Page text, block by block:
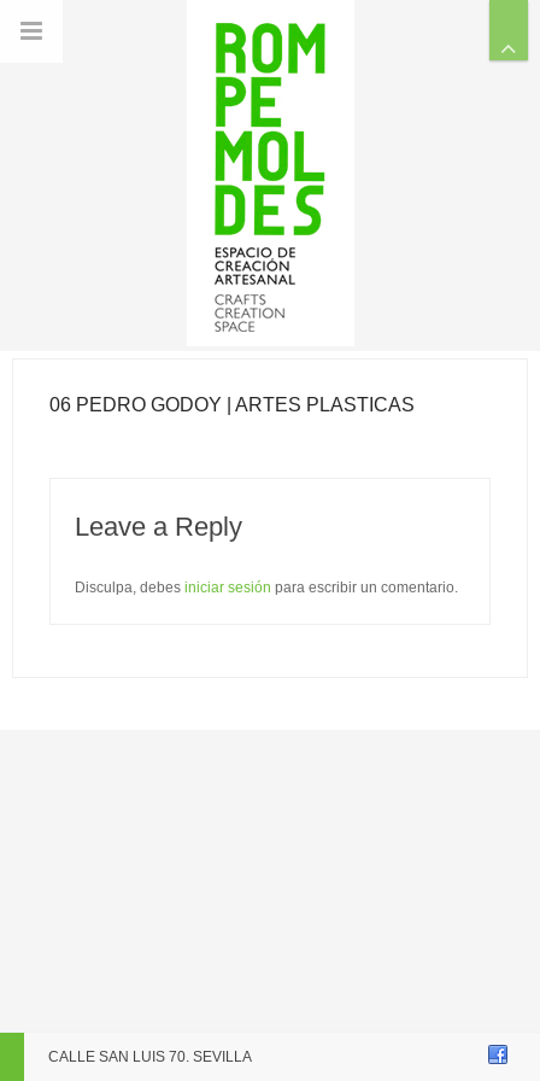
06 PEDRO GODOY | ARTES PLÁSTICAS
Leave a Reply
Disculpa, debes iniciar sesión para escribir un comentario.
CALLE SAN LUIS 70. SEVILLA